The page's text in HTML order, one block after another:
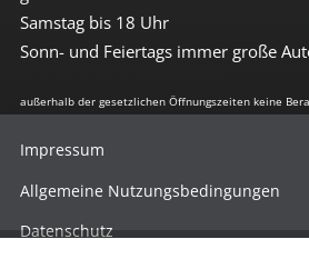
Samstag bis 18 Uhr
Sonn- und Feiertags immer große
außerhalb der gesetzlichen Öffnungszeiten keine
Impressum
Allgemeine Nutzungsbedingungen
Datenschutz